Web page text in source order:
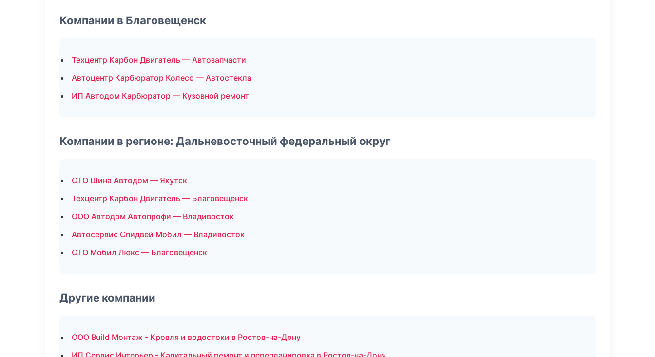
Компании в Благовещенск
Техцентр Карбон Двигатель — Автозапчасти
Автоцентр Карбюратор Колесо — Автостекла
ИП Автодом Карбюратор — Кузовной ремонт
Компании в регионе: Дальневосточный федеральный округ
СТО Шина Автодом — Якутск
Техцентр Карбон Двигатель — Благовещенск
ООО Автодом Автопрофи — Владивосток
Автосервис Спидвей Мобил — Владивосток
СТО Мобил Люкс — Благовещенск
Другие компании
ООО Build Монтаж - Кровля и водостоки в Ростов-на-Дону
ИП Сервис Интерьер - Капитальный ремонт и перепланировка в Ростов-на-Дону